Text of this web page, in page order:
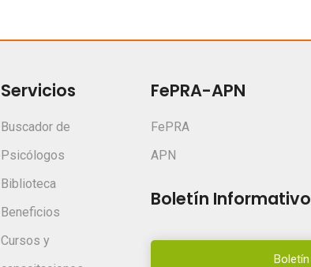
Servicios
Buscador de
Psicólogos
Biblioteca
Beneficios
Cursos y
FePRA-APN
FePRA
APN
Boletín Informativo
Boletín